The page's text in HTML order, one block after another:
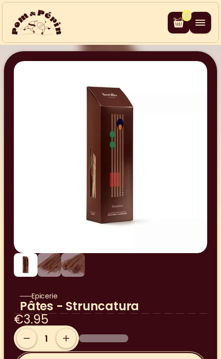
Epicerie
Pâtes - Struncatura
€3.95